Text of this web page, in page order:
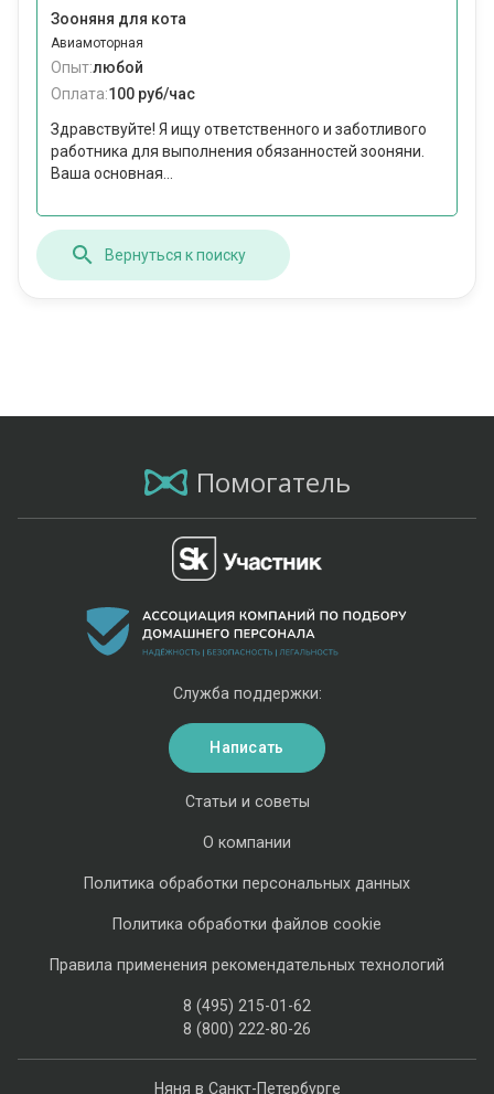
Зооняня для кота
Авиамоторная
Опыт:любой
Оплата:100 руб/час
Здравствуйте! Я ищу ответственного и заботливого
работника для выполнения обязанностей зооняни.
Ваша основная...
Вернуться к поиску
Помогатель
Няня в Санкт-Петербурге
Статьи и советы
О компании
Политика обработки персональных данных
Политика обработки файлов cookie
Правила применения рекомендательных технологий
8 (495) 215-01-62
8 (800) 222-80-26
Служба поддержки:
Написать